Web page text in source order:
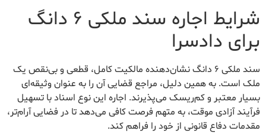
شرایط اجاره سند ملکی ۶ دانگ
برای دادسرا
سند ملکی ۶ دانگ نشان‌دهنده مالکیت کامل، قطعی و بی‌نقص یک
ملک است. به همین دلیل، مراجع قضایی آن را به عنوان وثیقه‌ای
بسیار معتبر و کم‌ریسک می‌پذیرند. اجاره این نوع اسناد با تسهیل
فرآیند آزادی موقت، به متهم فرصت کافی می‌دهد تا در فضایی آرام‌تر،
مقدمات دفاع قانونی از خود را فراهم کند.